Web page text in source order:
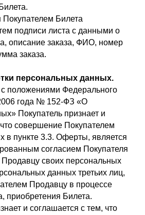
Покупателем Билета
подписи листа с данными о
описание заказа, ФИО, номер
заказа.
персональных данных.
с положениями Федерального
года № 152-ФЗ «О
Покупатель признает и
совершение Покупателем
в пункте 3.3. Оферты, является
согласием Покупателя
своих персональных
данных третьих лиц,
Продавцу в процессе
приобретения Билета.
и соглашается с тем, что